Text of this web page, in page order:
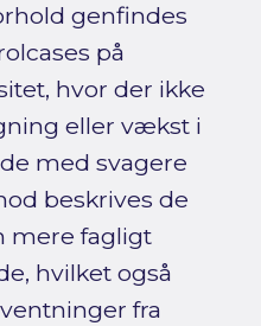
genfindes
på
hvor der ikke
eller vækst i
med svagere
beskrives de
mere fagligt
hvilket også
fra